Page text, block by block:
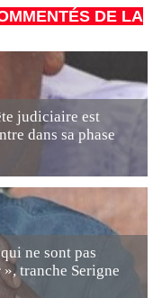
DE LA
judiciaire est
dans sa phase
ne sont pas
tranche Serigne